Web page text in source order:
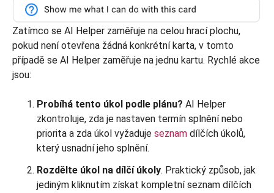
Zatímco se AI Helper zaměřuje na celou hrací plochu,
pokud není otevřena žádná konkrétní karta, v tomto
případě se AI Helper zaměřuje na jednu kartu. Rychlé akce
jsou:
Probíhá tento úkol podle plánu? AI Helper
zkontroluje, zda je nastaven termín splnění nebo
priorita a zda úkol vyžaduje seznam dílčích úkolů,
který usnadní jeho splnění.
Rozdělte úkol na dílčí úkoly. Praktický způsob, jak
jediným kliknutím získat kompletní seznam dílčích